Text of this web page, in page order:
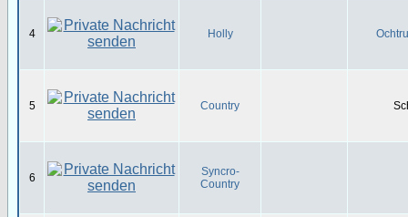
4 Holly
5 Country
6
Syncro-
Country